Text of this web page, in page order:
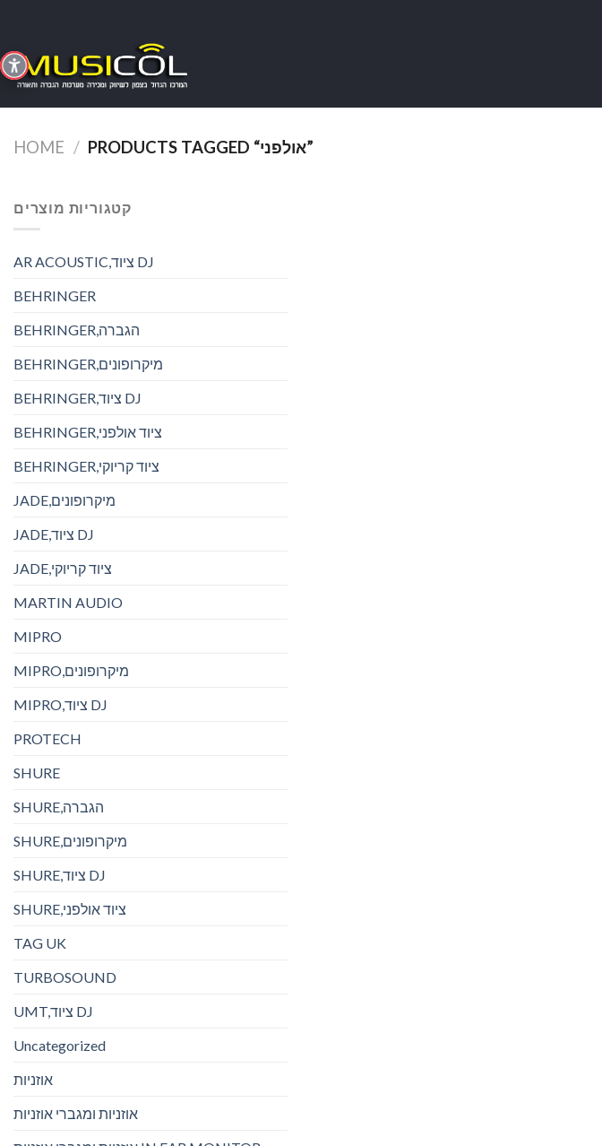
content
HOME / PRODUCTS TAGGED “אולפני”
קטגוריות מוצרים
AR ACOUSTIC,ציוד DJ
BEHRINGER
BEHRINGER,הגברה
BEHRINGER,מיקרופונים
BEHRINGER,ציוד DJ
BEHRINGER,ציוד אולפני
BEHRINGER,ציוד קריוקי
JADE,מיקרופונים
JADE,ציוד DJ
JADE,ציוד קריוקי
MARTIN AUDIO
MIPRO
MIPRO,מיקרופונים
MIPRO,ציוד DJ
PROTECH
SHURE
SHURE,הגברה
SHURE,מיקרופונים
SHURE,ציוד DJ
SHURE,ציוד אולפני
TAG UK
TURBOSOUND
UMT,ציוד DJ
Uncategorized
אוזניות
אוזניות ומגברי אוזניות